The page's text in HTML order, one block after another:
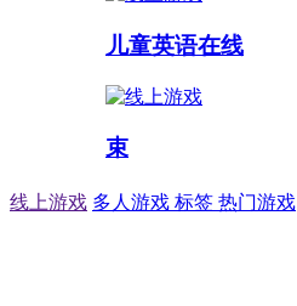
儿童英语在线
束
线上游戏 多人游戏 标签 热门游戏